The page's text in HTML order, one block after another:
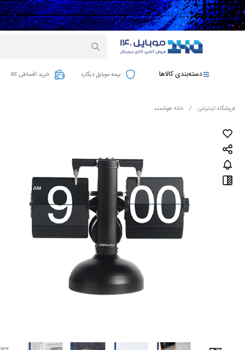
دسته‌بندی کالاها بیمه موبایل دیگارد خرید اقساطی کالا
فروشگاه اینترنتی / خانه هوشمند